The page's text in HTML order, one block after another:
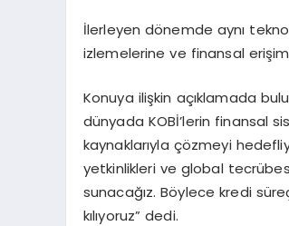
İlerleyen dönemde aynı
izlemelerine ve finansal
Konuya ilişkin açıklamada
dünyada KOBİ’lerin finansal
kaynaklarıyla çözmeyi
yetkinlikleri ve global
sunacağız. Böylece kredi
kılıyoruz” dedi.